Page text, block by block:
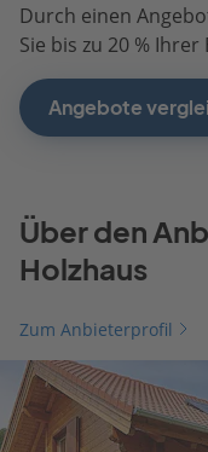
Durch einen
Sie bis zu 20 %
Angebote
Über den
Holzhaus
Zum Anbieterprofil